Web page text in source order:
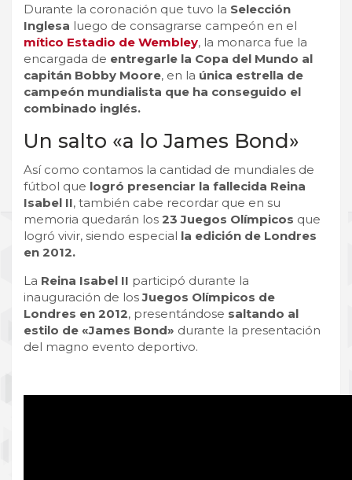
Durante la coronación que tuvo la Selección
Inglesa luego de consagrarse campeón en el
mítico Estadio de Wembley, la monarca fue la
encargada de entregarle la Copa del Mundo al
capitán Bobby Moore, en la única estrella de
campeón mundialista que ha conseguido el
combinado inglés.
Un salto «a lo James Bond»
Así como contamos la cantidad de mundiales de
fútbol que logró presenciar la fallecida Reina
Isabel II, también cabe recordar que en su
memoria quedarán los 23 Juegos Olímpicos que
logró vivir, siendo especial la edición de Londres
en 2012.
La Reina Isabel II participó durante la
inauguración de losJuegos Olímpicos de
Londres en 2012, presentándose saltando al
estilo de «James Bond» durante la presentación
del magno evento deportivo.